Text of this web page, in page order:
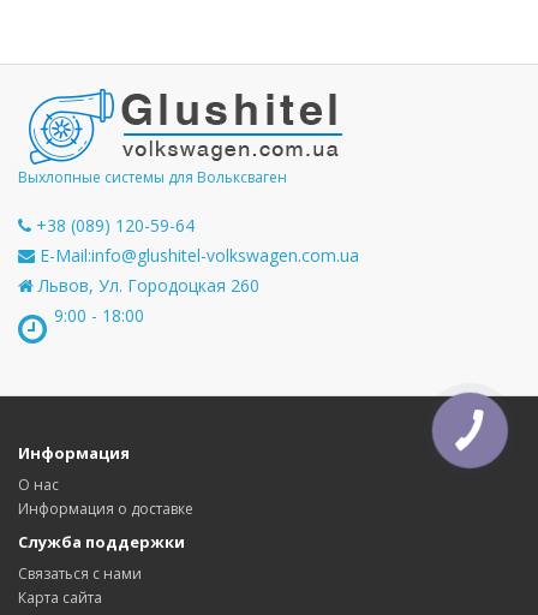
Выхлопные системы для Вольксваген
+38 (089) 120-59-64
E-Mail:info@glushitel-volkswagen.com.ua
Львов, Ул. Городоцкая 260
9:00 - 18:00
Информация
О нас
Информация о доставке
Служба поддержки
Связаться с нами
Карта сайта